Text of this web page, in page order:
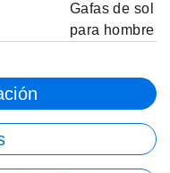
Gafas de sol
para hombre